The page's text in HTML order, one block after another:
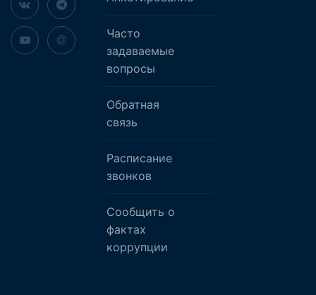
Часто
задаваемые
вопросы
Обратная
связь
Расписание
звонков
Сообщить о
фактах
коррупции